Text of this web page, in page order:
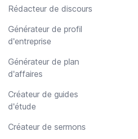
Rédacteur de discours
Générateur de profil
d'entreprise
Générateur de plan
d'affaires
Créateur de guides
d'étude
Créateur de sermons